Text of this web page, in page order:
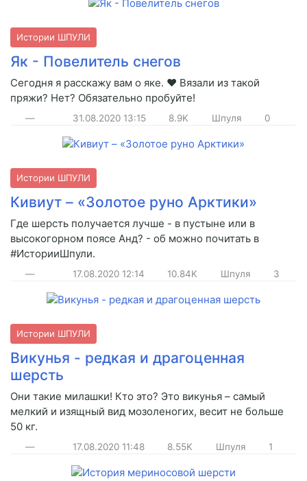
Истории ШПУЛИ
Як - Повелитель снегов
Сегодня я расскажу вам о яке. ❤️ Вязали из такой
пряжи? Нет? Обязательно пробуйте!
— 31.08.2020 13:15 8.9K Шпуля 0
Истории ШПУЛИ
Кивиут – «Золотое руно Арктики»
Где шерсть получается лучше - в пустыне или в
высокогорном поясе Анд? - об можно почитать в
#ИсторииШпули.
— 17.08.2020 12:14 10.84K Шпуля 3
Истории ШПУЛИ
Викунья - редкая и драгоценная
шерсть
Они такие милашки! Кто это? Это викунья – самый
мелкий и изящный вид мозоленогих, весит не больше
50 кг.
— 17.08.2020 11:48 8.55K Шпуля 1